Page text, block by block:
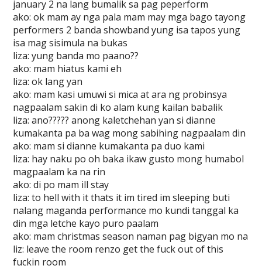
january 2 na lang bumalik sa pag peperform
ako: ok mam ay nga pala mam may mga bago tayong
performers 2 banda showband yung isa tapos yung
isa mag sisimula na bukas
liza: yung banda mo paano??
ako: mam hiatus kami eh
liza: ok lang yan
ako: mam kasi umuwi si mica at ara ng probinsya
nagpaalam sakin di ko alam kung kailan babalik
liza: ano????? anong kaletchehan yan si dianne
kumakanta pa ba wag mong sabihing nagpaalam din
ako: mam si dianne kumakanta pa duo kami
liza: hay naku po oh baka ikaw gusto mong humabol
magpaalam ka na rin
ako: di po mam ill stay
liza: to hell with it thats it im tired im sleeping buti
nalang maganda performance mo kundi tanggal ka
din mga letche kayo puro paalam
ako: mam christmas season naman pag bigyan mo na
liz: leave the room renzo get the fuck out of this
fuckin room